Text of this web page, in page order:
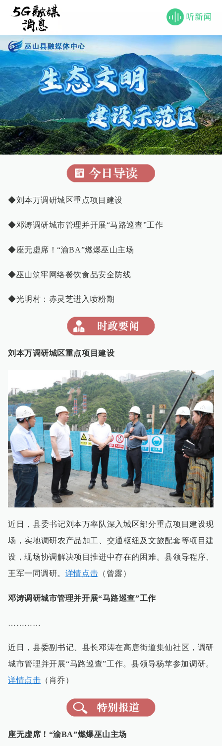
◆刘本万调研城区重点项目建设
◆邓涛调研城市管理并开展“马路巡查”工作
◆座无虚席！“渝BA”燃爆巫山主场
◆巫山筑牢网络餐饮食品安全防线
◆光明村：赤灵芝进入喷粉期
刘本万调研城区重点项目建设
近日，县委书记刘本万率队深入城区部分重点项目建设现
场，实地调研农产品加工、交通枢纽及文旅配套等项目建
设，现场协调解决项目推进中存在的困难。县领导程序、
王军一同调研。 详情点击 （曾露）
邓涛调研城市管理并开展“马路巡查”工作
…………
近日，县委副书记、县长邓涛在高唐街道集仙社区，调研
城市管理并开展“马路巡查”工作。县领导杨苹参加调研。
详情点击 （肖乔）
座无虚席！“渝BA”燃爆巫山主场